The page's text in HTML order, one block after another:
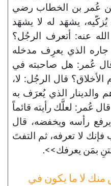
عُمر بن الخطاب رضي
يشهَد له لا يشهَد
عنه: أتعرف الرجُل؟
الذي يعرِف مدخله
عُمر: هل صاحبته في
قال الرجُل: لا،
والدينار الذي يُعرَف به
عُمر: لعلَّك رأيته قائماً
رأسه ويخفضه، قال
لا تعرفه، ثم التفتَ
بمَن يعرفك>>.
منك لا ما يكون في